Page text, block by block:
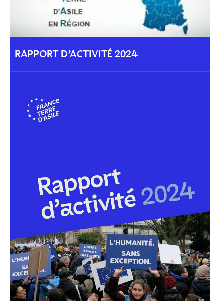
RAPPORT D’ACTIVITÉ 2024